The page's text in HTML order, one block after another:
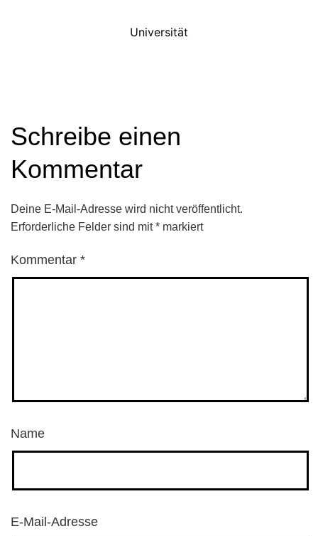
Universität
Schreibe einen
Kommentar
Deine E-Mail-Adresse wird nicht veröffentlicht.
Erforderliche Felder sind mit* markiert
Kommentar *
Name
E-Mail-Adresse